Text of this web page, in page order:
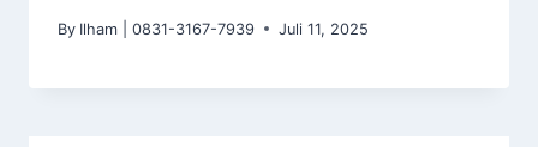
By Ilham | 0831-3167-7939 Juli 11, 2025